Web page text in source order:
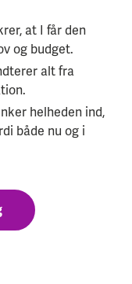
at I får den
og budget.
alt fra
helheden ind,
både nu og i